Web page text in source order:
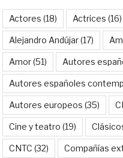
Actores (18) Actrices (16)
Alejandro Andújar(17)
Amor(51) Autores
Autores españoles
Autores europeos (35)
Cine y teatro (19)
CNTC (32) Compañías